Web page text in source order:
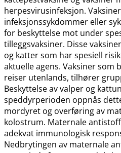
herpesvirusinfeksjon.
infeksjonssykdommer eller
for beskyttelse mot under
tilleggsvaksiner. Disse
og katter som har spesiell
aktuelle agens. Vaksiner som
reiser utenlands, tilhører
Beskyttelse av valper og
speddyrperioden oppnås
mordyret og overføring av
kolostrum. Maternale
adekvat immunologisk
Nedbrytingen av maternale